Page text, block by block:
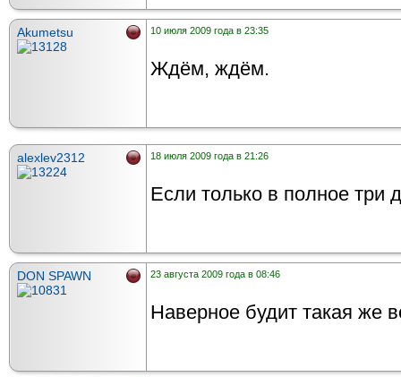
Akumetsu 10 июля 2009 года в 23:35
Ждём, ждём.
alexlev2312 18 июля 2009 года в 21:26
Если только в полное три
DON SPAWN 23 августа 2009 года в 08:46
Наверное будит такая же